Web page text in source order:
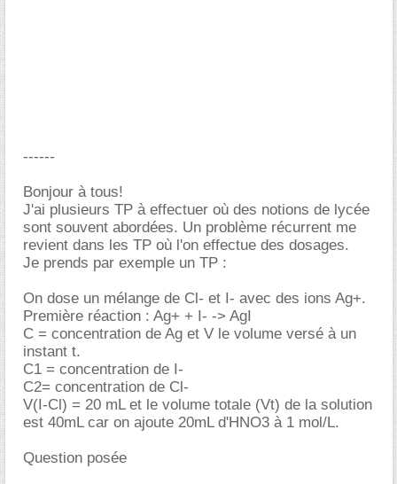
------
Bonjour à tous!
J'ai plusieurs TP à effectuer où des notions de lycée
sont souvent abordées. Un problème récurrent me
revient dans les TP où l'on effectue des dosages.
Je prends par exemple un TP :
On dose un mélange de Cl- et I- avec des ions Ag+.
Première réaction : Ag+ + I- -> AgI
C = concentration de Ag et V le volume versé à un
instant t.
C1 = concentration de I-
C2= concentration de Cl-
V(I-Cl) = 20 mL et le volume totale (Vt) de la solution
est 40mL car on ajoute 20mL d'HNO3 à 1 mol/L.
Question posée